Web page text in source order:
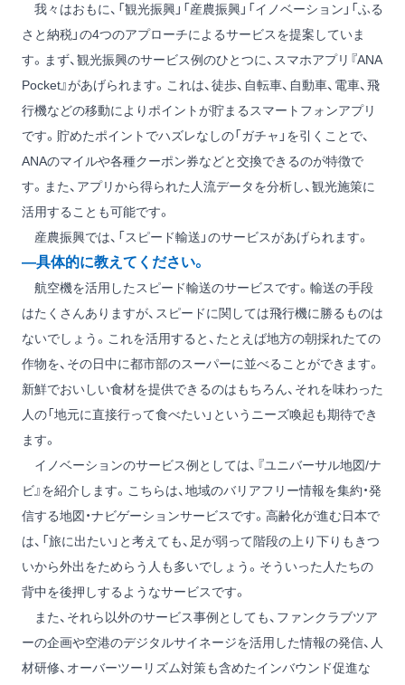
我々はおもに、「観光振興」「産農振興」「イノベーション」「ふる
さと納税」の4つのアプローチによるサービスを提案していま
す。まず、観光振興のサービス例のひとつに、スマホアプリ『ANA
Pocket』があげられます。これは、徒歩、自転車、自動車、電車、飛
行機などの移動によりポイントが貯まるスマートフォンアプリ
です。貯めたポイントでハズレなしの「ガチャ」を引くことで、
ANAのマイルや各種クーポン券などと交換できるのが特徴で
す。また、アプリから得られた人流データを分析し、観光施策に
活用することも可能です。
産農振興では、「スピード輸送」のサービスがあげられます。
―具体的に教えてください。
航空機を活用したスピード輸送のサービスです。輸送の手段
はたくさんありますが、スピードに関しては飛行機に勝るものは
ないでしょう。これを活用すると、たとえば地方の朝採れたての
作物を、その日中に都市部のスーパーに並べることができます。
新鮮でおいしい食材を提供できるのはもちろん、それを味わった
人の「地元に直接行って食べたい」というニーズ喚起も期待でき
ます。
イノベーションのサービス例としては、『ユニバーサル地図/ナ
ビ』を紹介します。こちらは、地域のバリアフリー情報を集約・発
信する地図・ナビゲーションサービスです。高齢化が進む日本で
は、「旅に出たい」と考えても、足が弱って階段の上り下りもきつ
いから外出をためらう人も多いでしょう。そういった人たちの
背中を後押しするようなサービスです。
また、それら以外のサービス事例としても、ファンクラブツア
ーの企画や空港のデジタルサイネージを活用した情報の発信、人
材研修、オーバーツーリズム対策も含めたインバウンド促進な